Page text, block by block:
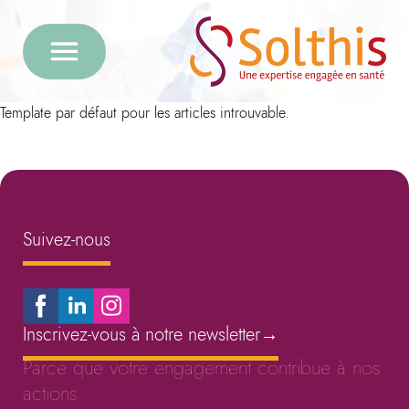
Template par défaut pour les articles introuvable.
Suivez-nous
Inscrivez-vous à notre newsletter→
Parce que votre engagement contribue à nos
actions.